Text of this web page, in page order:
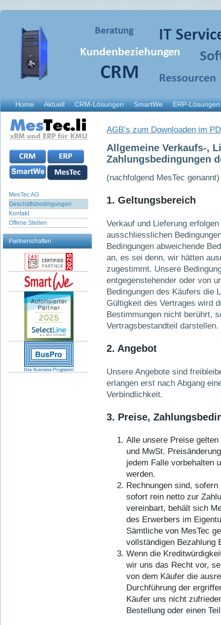
Home Aktuell CRM-Lösungen SmartWe ERP-Lösungen
MesTec AG
Geschäftsbedingungen
Kontakt
Offene Stellen
Partnerschaften
AGB’s zum Downloaden im
Allgemeine Verkaufs-,
Zahlungsbedingungen
(nachfolgend MesTec genannt)
1. Geltungsbereich
Verkauf und Lieferung
ausschliesslichen
Bedingungen abweichende
an, es sei denn, wir hätten
zugestimmt. Unsere
entgegenstehender oder von
Bedingungen des Käufers die
Gültigkeit des Vertrages wird
Bestimmungen nicht berührt,
Vertragsbestandteil darstellen.
2. Angebot
Unsere Angebote sind
erlangen erst nach Abgang
Verbindlichkeit.
3. Preise,
Alle unsere Preise
und MwSt.
jedem Falle vorbehalten
werden.
Rechnungen sind,
sofort rein netto zur
vereinbart, behält sich
des Erwerbers im
Sämtliche von MesTec
vollständigen Bezahlung
Wenn die
wir uns das Recht vor,
von dem Käufer die
Durchführung der
Käufer uns nicht
Bestellung oder einen